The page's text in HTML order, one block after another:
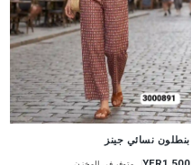
جديد
بنطلون نسائي جينز